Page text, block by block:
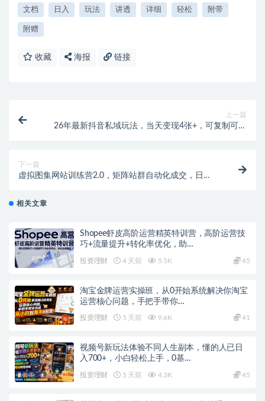
文档 日入 玩法 讲透 详细 轻松 附带
附赠
收藏 海报 链接
上一篇
26年最新抖音私域玩法，当天变现4张+，可复制可粘
下一篇
虚拟图集网站训练营2.0，矩阵站群自动化成交，日
相关文章
Shopee虾皮高阶运营精英特训营，高阶运营技
巧+流量提升+转化率优化，助…
投资理财 4 天前 5.5K 45
淘宝金牌运营实操班，从0开始系统解决你淘宝
运营核心问题，手把手带你…
投资理财 5 天前 9.6K 41
视频号新玩法体验不同人生副本，懂的人已日
入700+，小白轻松上手，0基…
投资理财 5 天前 4.3K 45